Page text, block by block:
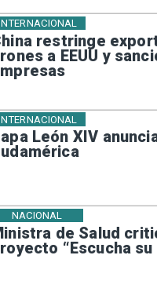
restringe
a EEUU y
León XIV
de Salud
“Escucha su
NACIONAL